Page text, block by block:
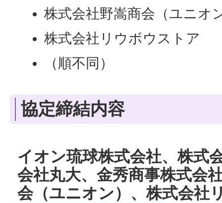
株式会社野嵩商会（ユニオ
株式会社リウボウストア
（順不同）
協定締結内容
イオン琉球株式会社、株式
会社丸大、金秀商事株式会
会（ユニオン）、株式会社